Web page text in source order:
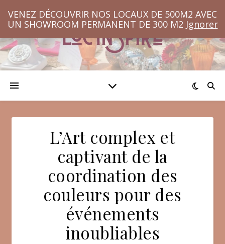
VENEZ DÉCOUVRIR NOS LOCAUX DE 500M2 AVEC
UN SHOWROOM PERMANENT DE 300 M2 Ignorer
L’Art complex et
captivant de la
coordination des
couleurs pour des
événements
inoubliables